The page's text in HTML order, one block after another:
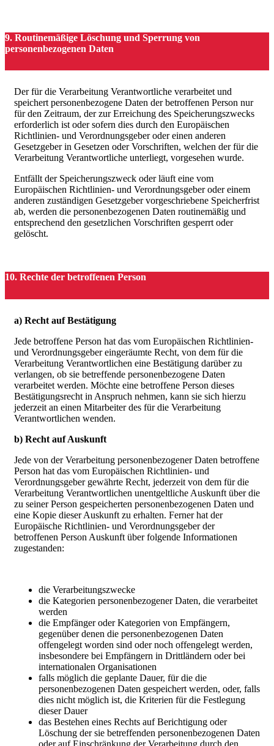
9. Routinemäßige Löschung und Sperrung von
personenbezogenen Daten
Der für die Verarbeitung Verantwortliche verarbeitet und
speichert personenbezogene Daten der betroffenen Person nur
für den Zeitraum, der zur Erreichung des Speicherungszwecks
erforderlich ist oder sofern dies durch den Europäischen
Richtlinien- und Verordnungsgeber oder einen anderen
Gesetzgeber in Gesetzen oder Vorschriften, welchen der für die
Verarbeitung Verantwortliche unterliegt, vorgesehen wurde.
Entfällt der Speicherungszweck oder läuft eine vom
Europäischen Richtlinien- und Verordnungsgeber oder einem
anderen zuständigen Gesetzgeber vorgeschriebene Speicherfrist
ab, werden die personenbezogenen Daten routinemäßig und
entsprechend den gesetzlichen Vorschriften gesperrt oder
gelöscht.
10. Rechte der betroffenen Person
a) Recht auf Bestätigung
Jede betroffene Person hat das vom Europäischen Richtlinien-
und Verordnungsgeber eingeräumte Recht, von dem für die
Verarbeitung Verantwortlichen eine Bestätigung darüber zu
verlangen, ob sie betreffende personenbezogene Daten
verarbeitet werden. Möchte eine betroffene Person dieses
Bestätigungsrecht in Anspruch nehmen, kann sie sich hierzu
jederzeit an einen Mitarbeiter des für die Verarbeitung
Verantwortlichen wenden.
b) Recht auf Auskunft
Jede von der Verarbeitung personenbezogener Daten betroffene
Person hat das vom Europäischen Richtlinien- und
Verordnungsgeber gewährte Recht, jederzeit von dem für die
Verarbeitung Verantwortlichen unentgeltliche Auskunft über die
zu seiner Person gespeicherten personenbezogenen Daten und
eine Kopie dieser Auskunft zu erhalten. Ferner hat der
Europäische Richtlinien- und Verordnungsgeber der
betroffenen Person Auskunft über folgende Informationen
zugestanden:
die Verarbeitungszwecke
die Kategorien personenbezogener Daten, die verarbeitet
werden
die Empfänger oder Kategorien von Empfängern,
gegenüber denen die personenbezogenen Daten
offengelegt worden sind oder noch offengelegt werden,
insbesondere bei Empfängern in Drittländern oder bei
internationalen Organisationen
falls möglich die geplante Dauer, für die die
personenbezogenen Daten gespeichert werden, oder, falls
dies nicht möglich ist, die Kriterien für die Festlegung
dieser Dauer
das Bestehen eines Rechts auf Berichtigung oder
Löschung der sie betreffenden personenbezogenen Daten
oder auf Einschränkung der Verarbeitung durch den